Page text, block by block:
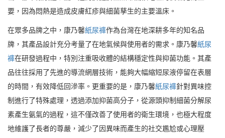
要，因為悶熱是造成皮膚紅疹與細菌孳生的主要溫床。
在眾多品牌之中，康乃馨紙尿褲作為台灣在地深耕多年的知名品
牌，其產品設計充分考量了在地氣候與使用者的需求。康乃馨紙尿
褲在研發過程中，特別注重吸收體的結構穩定性與抑菌功能。其產
品往往採用了先進的導流網層技術，能夠大幅縮短尿液停留在表層
的時間，有效降低回滲率。更重要的是，康乃馨紙尿褲針對異味控
制進行了特殊處理，透過添加抑菌高分子，從源頭抑制細菌分解尿
素產生氨氣的過程，這不僅改善了使用者的衛生環境，也極大程度
地維護了長者的尊嚴，減少了因異味而產生的社交尷尬或心理壓